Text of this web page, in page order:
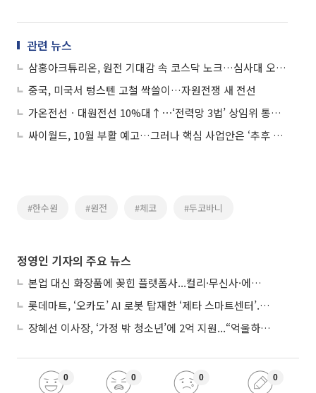
관련 뉴스
삼홍아크튜리온, 원전 기대감 속 코스닥 노크…심사대 오른 '저마진 숙제'
중국, 미국서 텅스텐 고철 싹쓸이…자원전쟁 새 전선
가온전선ㆍ대원전선 10%대↑⋯‘전력망 3법’ 상임위 통과에 전선주 급등
싸이월드, 10월 부활 예고…그러나 핵심 사업안은 ‘추후 공개’
#한수원 #원전 #체코 #두코바니
정영인 기자의 주요 뉴스
본업 대신 화장품에 꽂힌 플랫폼사...컬리·무신사·에이블리, ‘뷰티 페스타’ 경쟁
롯데마트, ‘오카도’ AI 로봇 탑재한 ‘제타 스마트센터’...온라인 장보기 판 바꾼다
장혜선 이사장, ‘가정 밖 청소년’에 2억 지원...“억울하고 아파도 단단해지길”
0 0 0 0